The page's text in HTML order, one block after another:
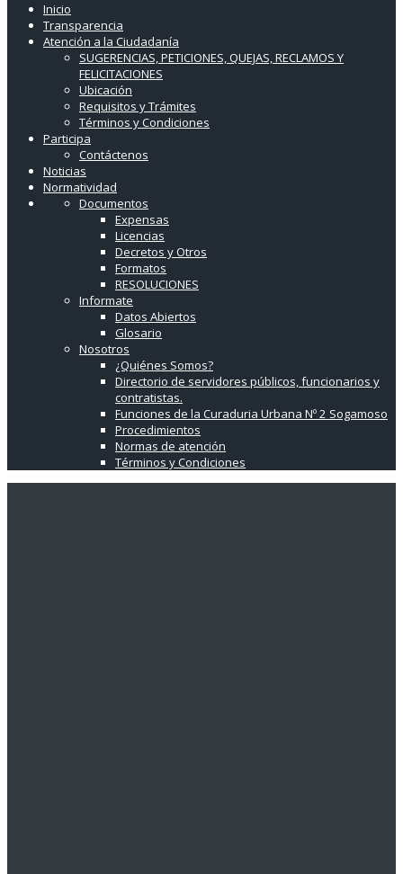
Inicio
Transparencia
Atención a la Ciudadanía
SUGERENCIAS, PETICIONES, QUEJAS, RECLAMOS Y
FELICITACIONES
Ubicación
Requisitos y Trámites
Términos y Condiciones
Participa
Contáctenos
Noticias
Normatividad
Documentos
Expensas
Licencias
Decretos y Otros
Formatos
RESOLUCIONES
Informate
Datos Abiertos
Glosario
Nosotros
¿Quiénes Somos?
Directorio de servidores públicos, funcionarios y
contratistas.
Funciones de la Curaduria Urbana Nº 2 Sogamoso
Procedimientos
Normas de atención
Términos y Condiciones